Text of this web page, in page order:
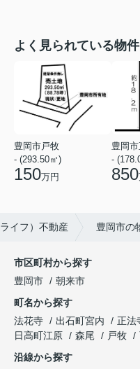
よく見られている物件
豊岡市戸牧
- (293.50㎡)
150万円
豊岡
-
850
イフ）不動産 豊岡市の
市区町村から探す
豊岡市
朝来市
町名から探す
法花寺
出石町宮内 正法
日高町江原
森尾 戸牧
沿線から探す